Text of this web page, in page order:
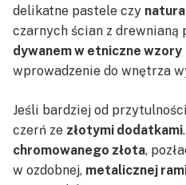
delikatne pastele czy
czarnych ścian z drewnianą
dywanem w etniczne wzory
wprowadzenie do wnętrza
Jeśli bardziej od
czerń ze złotymi dodatkami.
chromowanego złota,
w ozdobnej, metalicznej